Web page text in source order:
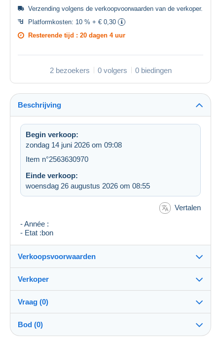
Verzending volgens de verkoopvoorwaarden van de verkoper.
Platformkosten: 10 % + € 0,30
Resterende tijd : 20 dagen 4 uur
2 bezoekers 0 volgers 0 biedingen
Beschrijving
Begin verkoop:
zondag 14 juni 2026 om 09:08
Item n°2563630970
Einde verkoop:
woensdag 26 augustus 2026 om 08:55
Vertalen
- Année :
- Etat :bon
Verkoopsvoorwaarden
Bestemming:
Zie de lijst van landen
Verzending:
Verzending na betaling
Verkoper
talbo11100%(14251x)
Winkel
Vraag (0)
Bod (0)